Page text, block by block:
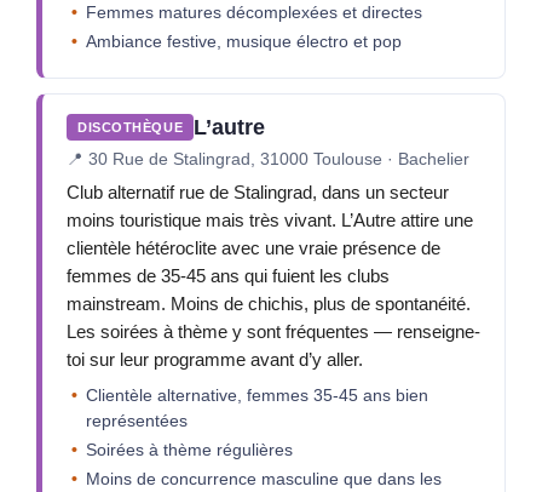
Femmes matures décomplexées et directes
Ambiance festive, musique électro et pop
DISCOTHÈQUE L’autre
📍 30 Rue de Stalingrad, 31000 Toulouse · Bachelier
Club alternatif rue de Stalingrad, dans un secteur
moins touristique mais très vivant. L’Autre attire une
clientèle hétéroclite avec une vraie présence de
femmes de 35-45 ans qui fuient les clubs
mainstream. Moins de chichis, plus de spontanéité.
Les soirées à thème y sont fréquentes — renseigne-
toi sur leur programme avant d’y aller.
Clientèle alternative, femmes 35-45 ans bien
représentées
Soirées à thème régulières
Moins de concurrence masculine que dans les